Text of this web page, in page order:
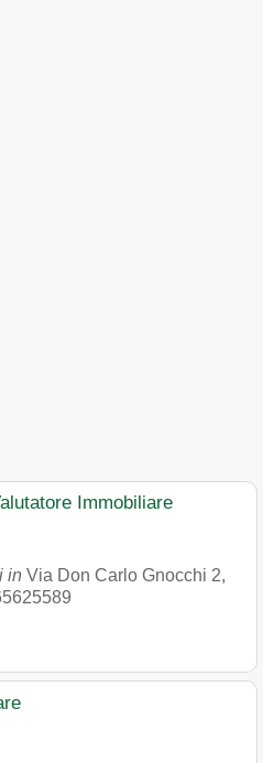
Immobiliare
in Via Don Carlo Gnocchi 2,